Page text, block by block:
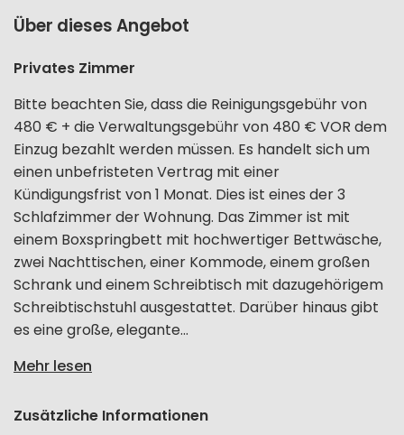
Über dieses Angebot
Privates Zimmer
Bitte beachten Sie, dass die Reinigungsgebühr von
480 € + die Verwaltungsgebühr von 480 € VOR dem
Einzug bezahlt werden müssen. Es handelt sich um
einen unbefristeten Vertrag mit einer
Kündigungsfrist von 1 Monat. Dies ist eines der 3
Schlafzimmer der Wohnung. Das Zimmer ist mit
einem Boxspringbett mit hochwertiger Bettwäsche,
zwei Nachttischen, einer Kommode, einem großen
Schrank und einem Schreibtisch mit dazugehörigem
Schreibtischstuhl ausgestattet. Darüber hinaus gibt
es eine große, elegante...
Mehr lesen
Zusätzliche Informationen